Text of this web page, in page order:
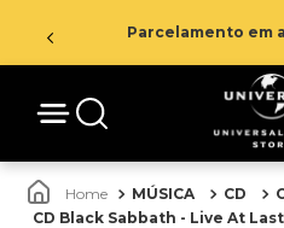
Parcelamento em
MÚSICA CD
CD Black Sabbath - Live At